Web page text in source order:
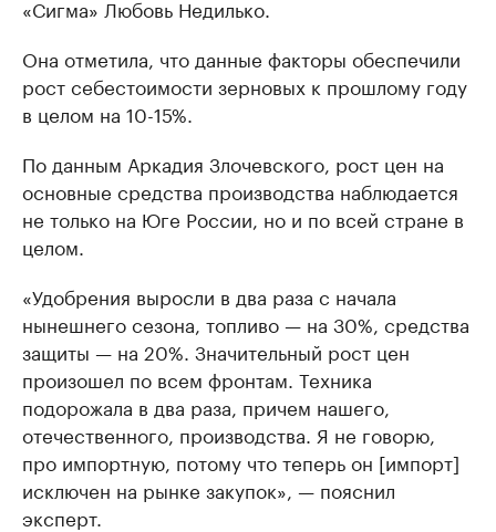
«Сигма» Любовь Недилько.
Она отметила, что данные факторы обеспечили
рост себестоимости зерновых к прошлому году
в целом на 10-15%.
По данным Аркадия Злочевского, рост цен на
основные средства производства наблюдается
не только на Юге России, но и по всей стране в
целом.
«Удобрения выросли в два раза с начала
нынешнего сезона, топливо — на 30%, средства
защиты — на 20%. Значительный рост цен
произошел по всем фронтам. Техника
подорожала в два раза, причем нашего,
отечественного, производства. Я не говорю,
про импортную, потому что теперь он [импорт]
исключен на рынке закупок», — пояснил
эксперт.